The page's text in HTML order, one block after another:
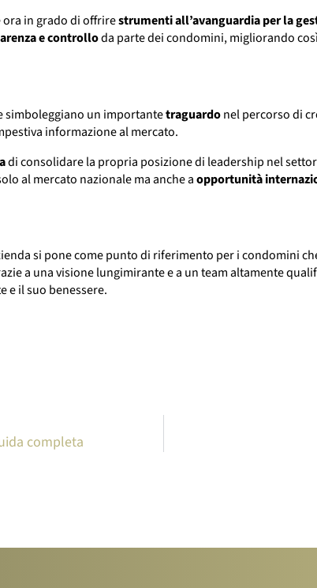
ora in grado di offrirestrumenti all’avanguardia per la
e controlloda parte dei condomini, migliorando
simboleggiano un importantetraguardonel percorso di
informazione al mercato.
di consolidare la propria posizione di leadership nel
al mercato nazionale ma anche aopportunità
si pone come punto di riferimento per i condomini
a una visione lungimirante e a un team altamente
e il suo benessere.
completa